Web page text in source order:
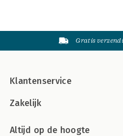
Gratis
Klantenservice
Zakelijk
Altijd op de hoogte